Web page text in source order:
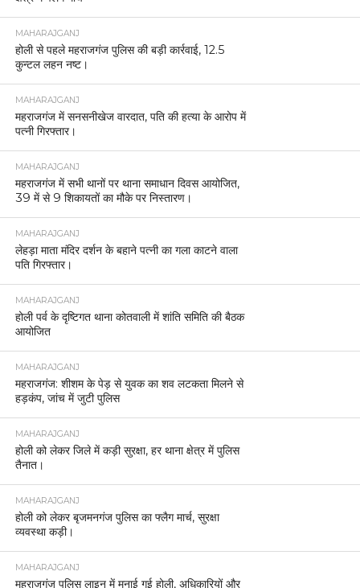
MAHARAJGANJ
होली से पहले महराजगंज पुलिस की बड़ी कार्रवाई, 12.5
कुन्टल लहन नष्ट।
MAHARAJGANJ
महराजगंज में सनसनीखेज वारदात, पति की हत्या के आरोप में
पत्नी गिरफ्तार।
MAHARAJGANJ
महराजगंज में सभी थानों पर थाना समाधान दिवस आयोजित,
39 में से 9 शिकायतों का मौके पर निस्तारण।
MAHARAJGANJ
लेहड़ा माता मंदिर दर्शन के बहाने पत्नी का गला काटने वाला
पति गिरफ्तार।
MAHARAJGANJ
होली पर्व के दृष्टिगत थाना कोतवाली में शांति समिति की बैठक
आयोजित
MAHARAJGANJ
महराजगंज: शीशम के पेड़ से युवक का शव लटकता मिलने से
हड़कंप, जांच में जुटी पुलिस
MAHARAJGANJ
होली को लेकर जिले में कड़ी सुरक्षा, हर थाना क्षेत्र में पुलिस
तैनात।
MAHARAJGANJ
होली को लेकर बृजमनगंज पुलिस का फ्लैग मार्च, सुरक्षा
व्यवस्था कड़ी।
MAHARAJGANJ
महराजगंज पुलिस लाइन में मनाई गई होली, अधिकारियों और